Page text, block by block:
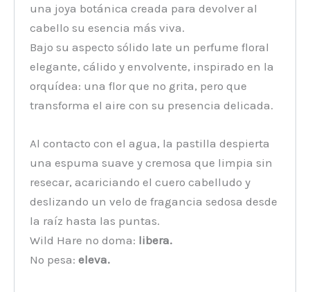
una joya botánica creada para devolver al
cabello su esencia más viva.
Bajo su aspecto sólido late un perfume floral
elegante, cálido y envolvente, inspirado en la
orquídea: una flor que no grita, pero que
transforma el aire con su presencia delicada.
Al contacto con el agua, la pastilla despierta
una espuma suave y cremosa que limpia sin
resecar, acariciando el cuero cabelludo y
deslizando un velo de fragancia sedosa desde
la raíz hasta las puntas.
Wild Hare no doma: libera.
No pesa:eleva.